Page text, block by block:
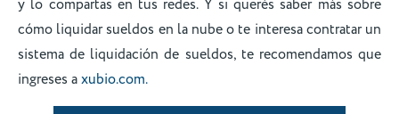
y lo compartas en tus redes. Y si querés saber más sobre
cómo liquidar sueldos en la nube o te interesa contratar un
sistema de liquidación de sueldos, te recomendamos que
ingreses axubio.com.